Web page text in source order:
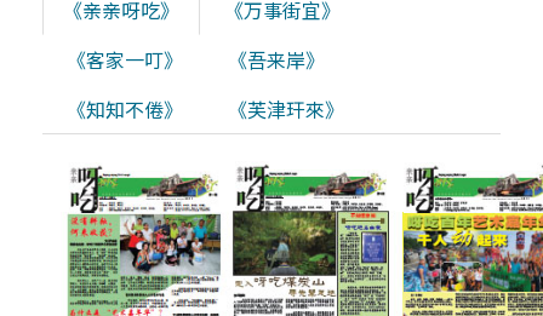
《亲亲呀吃》
《万事街宜》
《客家一叮》
《吾来岸》
《知知不倦》
《芙津玕來》